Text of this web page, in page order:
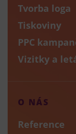
Tvorba loga
Tiskoviny
PPC
Vizitky a
O NÁS
Reference